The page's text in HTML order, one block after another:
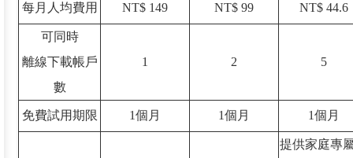
每月人均費用 NT$ 149 NT$ 99 NT$ 44.6
可同時
離線下載帳戶
數
1 2 5
免費試用期限 1個月 1個月 1個月
提供家庭專